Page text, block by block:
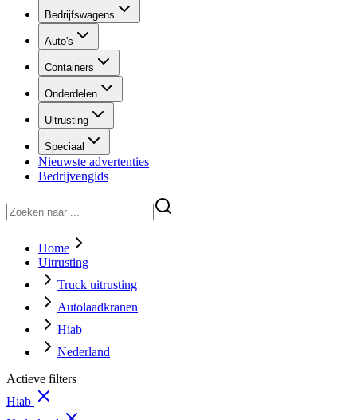
Bedrijfswagens
Auto's
Containers
Onderdelen
Uitrusting
Speciaal
Nieuwste advertenties
Bedrijvengids
Home
Uitrusting
Truck uitrusting
Autolaadkranen
Hiab
Nederland
Actieve filters
Hiab